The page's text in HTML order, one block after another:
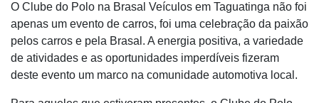
O Clube do Polo na Brasal Veículos em Taguatinga não foi
apenas um evento de carros, foi uma celebração da paixão
pelos carros e pela Brasal. A energia positiva, a variedade
de atividades e as oportunidades imperdíveis fizeram
deste evento um marco na comunidade automotiva local.